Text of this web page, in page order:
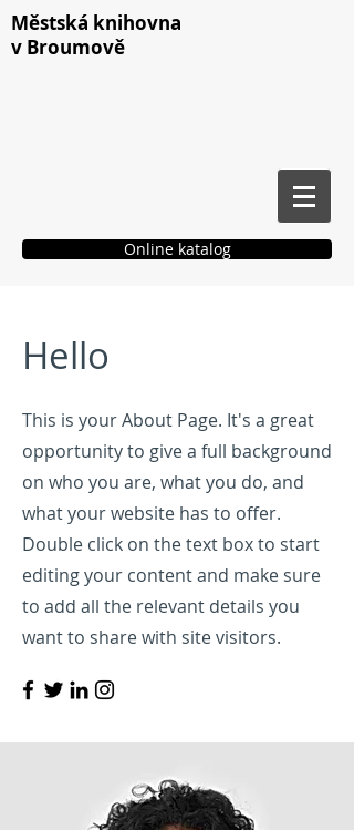
Městská knihovna
v Broumově
Online katalog
Hello
This is your About Page. It's a great
opportunity to give a full background
on who you are, what you do, and
what your website has to offer.
Double click on the text box to start
editing your content and make sure
to add all the relevant details you
want to share with site visitors.